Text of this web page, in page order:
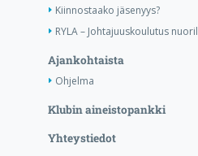
Kiinnostaako jäsenyys?
RYLA – Johtajuuskoulutus
Ajankohtaista
Ohjelma
Klubin aineistopankki
Yhteystiedot